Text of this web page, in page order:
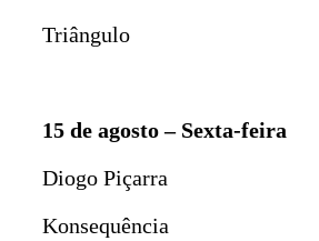
Triângulo
15 de agosto – Sexta-feira
Diogo Piçarra
Konsequência